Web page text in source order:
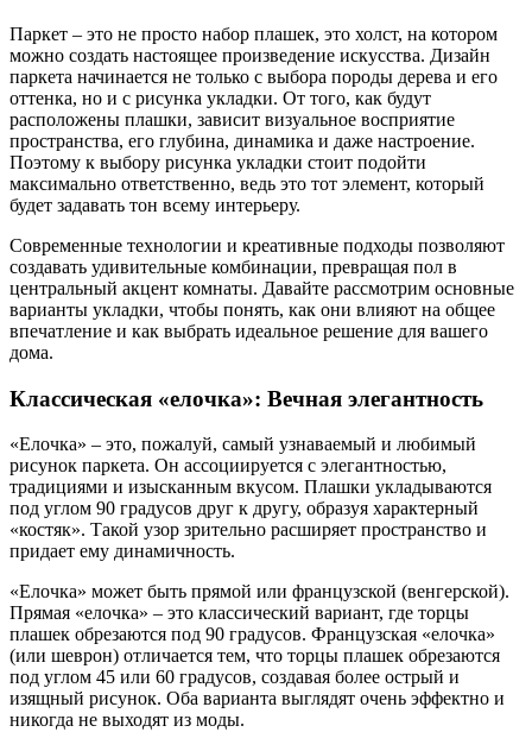
Паркет – это не просто набор плашек, это холст, на котором
можно создать настоящее произведение искусства. Дизайн
паркета начинается не только с выбора породы дерева и его
оттенка, но и с рисунка укладки. От того, как будут
расположены плашки, зависит визуальное восприятие
пространства, его глубина, динамика и даже настроение.
Поэтому к выбору рисунка укладки стоит подойти
максимально ответственно, ведь это тот элемент, который
будет задавать тон всему интерьеру.
Современные технологии и креативные подходы позволяют
создавать удивительные комбинации, превращая пол в
центральный акцент комнаты. Давайте рассмотрим основные
варианты укладки, чтобы понять, как они влияют на общее
впечатление и как выбрать идеальное решение для вашего
дома.
Классическая «елочка»: Вечная элегантность
«Елочка» – это, пожалуй, самый узнаваемый и любимый
рисунок паркета. Он ассоциируется с элегантностью,
традициями и изысканным вкусом. Плашки укладываются
под углом 90 градусов друг к другу, образуя характерный
«костяк». Такой узор зрительно расширяет пространство и
придает ему динамичность.
«Елочка» может быть прямой или французской (венгерской).
Прямая «елочка» – это классический вариант, где торцы
плашек обрезаются под 90 градусов. Французская «елочка»
(или шеврон) отличается тем, что торцы плашек обрезаются
под углом 45 или 60 градусов, создавая более острый и
изящный рисунок. Оба варианта выглядят очень эффектно и
никогда не выходят из моды.